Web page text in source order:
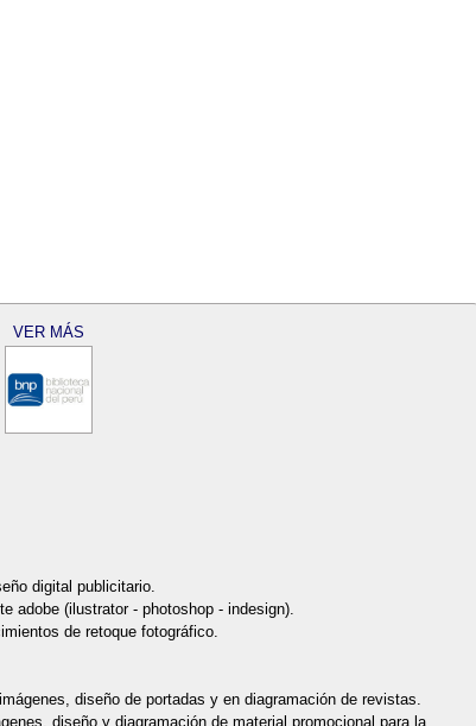
VER MÁS
digital publicitario.
adobe (ilustrator - photoshop - indesign).
de retoque fotográfico.
diseño de portadas y en diagramación de revistas.
diseño y diagramación de material promocional para la